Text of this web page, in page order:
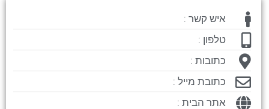
איש קשר :
טלפון :
כתובות :
כתובת מייל :
אתר הבית :